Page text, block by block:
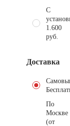
С
1.600
руб.
Доставка
По
Москве
(от